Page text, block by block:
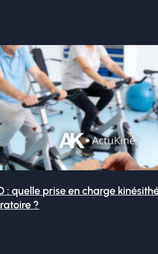
: quelle prise en charge
?